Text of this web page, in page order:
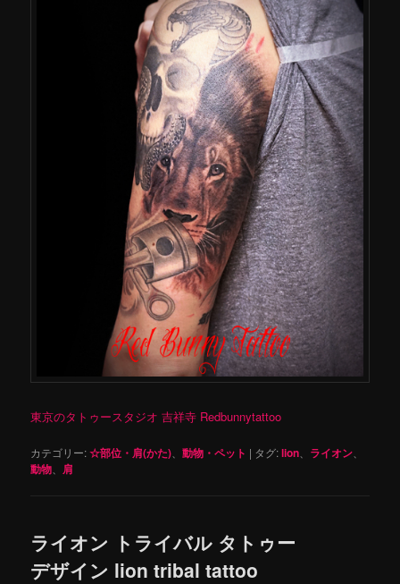
東京のタトゥースタジオ 吉祥寺 Redbunnytattoo
カテゴリー:☆部位・肩(かた) 、動物・ペット | タグ:lion ライオン
動物 肩
ライオン トライバル タトゥー
デザイン lion tribal tattoo